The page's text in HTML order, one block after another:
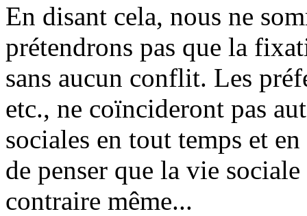
En disant cela, nous ne
prétendrons pas que la
sans aucun conflit. Les
etc., ne coïncideront pas
sociales en tout temps et
de penser que la vie
contraire même...